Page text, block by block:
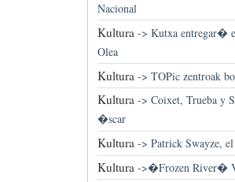
Nacional
Kultura-> Kutxa entregar�
Olea
Kultura -> TOPic zentroak
Kultura-> Coixet, Trueba y
�scar
Kultura-> Patrick Swayze,
Kultura->�Frozen River�